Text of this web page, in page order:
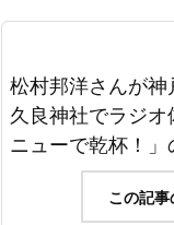
松村邦洋さんが
久良神社でラジ
ニューで乾杯！」
この記